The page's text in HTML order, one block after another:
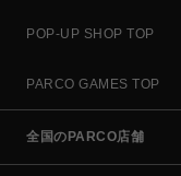
POP-UP SHOP TOP
PARCO GAMES TOP
全国のPARCO店舗